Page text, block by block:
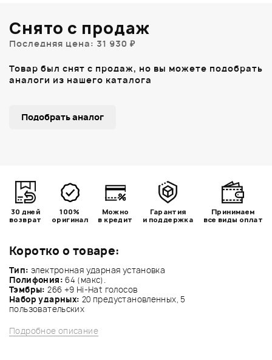
Коротко о товаре:
Тип: электронная ударная установка
Полифония: 64 (макс).
Тэмбры: 266 +9 Hi-Hat голосов
Набор ударных: 20 предустановленных, 5
пользовательских
Подробное описание
Снято с продаж
Последняя цена: 31 930 ₽
Товар был снят с продаж, но вы можете подобрать
аналоги из нашего каталога
Подобрать аналог
30 дней
возврат
100%
оригинал
Можно
в кредит
Гарантия
и поддержка
Принимаем
все виды оплат